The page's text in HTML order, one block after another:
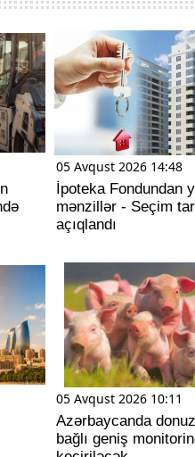
05 Avqust 2026 14:48
İpoteka Fondundan
mənzillər - Seçim
açıqlandı
05 Avqust 2026 10:11
Azərbaycanda
bağlı geniş